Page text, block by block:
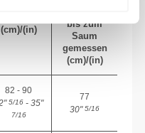
(cm)/(in)
bis zum
Saum
gemessen
(cm)/(in)
82 - 90
5/16 - 35"
7/16
77
30"5/16